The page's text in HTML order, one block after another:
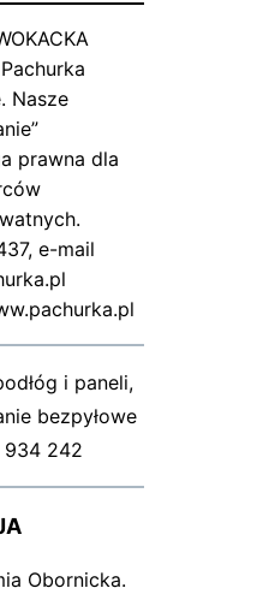
Nasze
prawna dla
e-mail
i paneli,
bezpyłowe
934 242
Obornicka.